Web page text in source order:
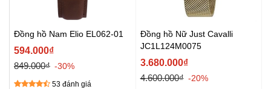
Đồng hồ Nam Elio EL062-01
594.000₫
849.000₫ -30%
53 đánh giá
Đồng hồ Nữ Just Cavalli
JC1L124M0075
3.680.000₫
4.600.000₫ -20%